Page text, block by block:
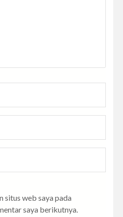
situs web saya pada
saya berikutnya.